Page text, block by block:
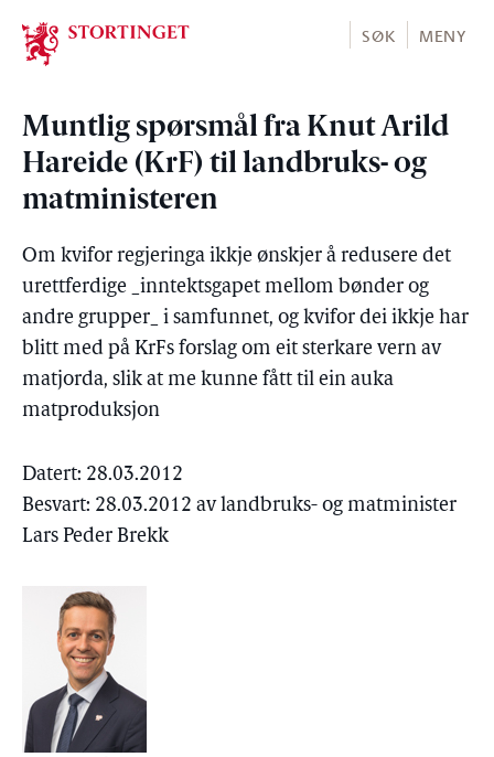
Stortinget.no
SØK MENY
Muntlig spørsmål fra Knut Arild
Hareide (KrF) til landbruks- og
matministeren
Om kvifor regjeringa ikkje ønskjer å redusere det
urettferdige _inntektsgapet mellom bønder og
andre grupper_ i samfunnet, og kvifor dei ikkje har
blitt med på KrFs forslag om eit sterkare vern av
matjorda, slik at me kunne fått til ein auka
matproduksjon
Datert: 28.03.2012
Besvart: 28.03.2012 av landbruks- og matminister
Lars Peder Brekk